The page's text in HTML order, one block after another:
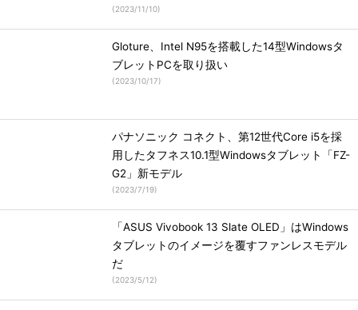
(2023/11/10)
Gloture、Intel N95を搭載した14型Windowsタ
ブレットPCを取り扱い
(2023/10/17)
パナソニック コネクト、第12世代Core i5を採
用したタフネス10.1型Windowsタブレット「FZ-
G2」新モデル
(2023/7/19)
「ASUS Vivobook 13 Slate OLED」はWindows
タブレットのイメージを覆すファンレスモデル
だ
(2023/5/12)